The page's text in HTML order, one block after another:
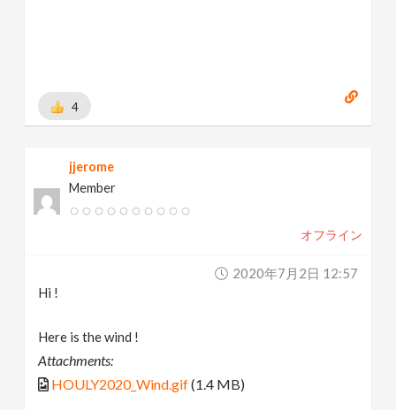
4
jjerome
Member
オフライン
2020年7月2日 12:57
Hi !
Here is the wind !
Attachments:
HOULY2020_Wind.gif(1.4 MB)